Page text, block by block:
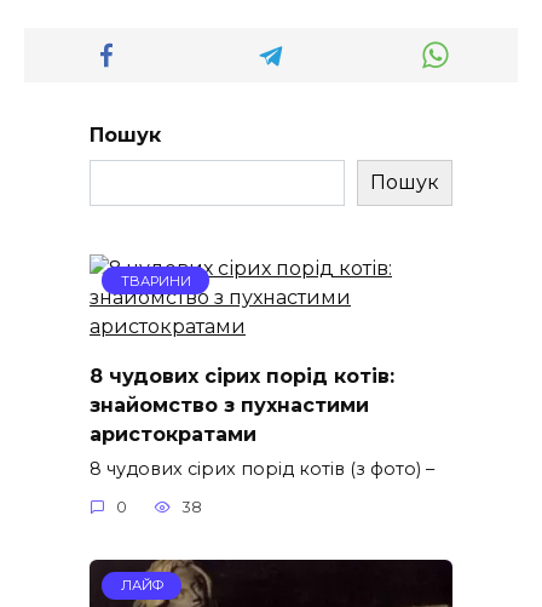
Пошук
Пошук
ТВАРИНИ
8 чудових сірих порід котів:
знайомство з пухнастими
аристократами
8 чудових сірих порід котів (з фото) –
0 38
ЛАЙФ